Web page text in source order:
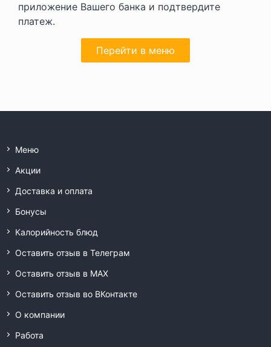
приложение Вашего банка и подтвердите
платеж.
Перейти в меню
Меню
Акции
Доставка и оплата
Бонусы
Калорийность блюд
Оставить отзыв в Телеграм
Оставить отзыв в MAX
Оставить отзыв во ВКонтакте
О компании
Работа